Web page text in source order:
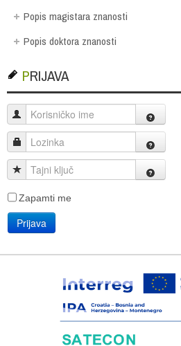
Popis magistara znanosti
Popis doktora znanosti
PRIJAVA
Korisničko ime
Lozinka
Tajni ključ
Zapamti me
Prijava